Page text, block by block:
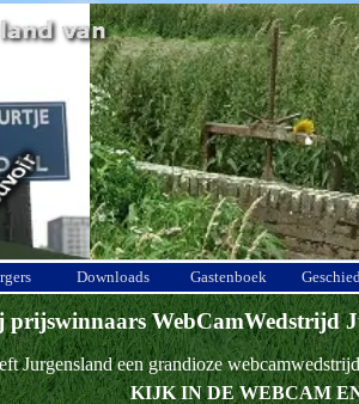
Downloads Gastenboek
prijswinnaars WebCamWedstrijd
Jurgensland een grandioze
KIJK IN DE WEBCAM